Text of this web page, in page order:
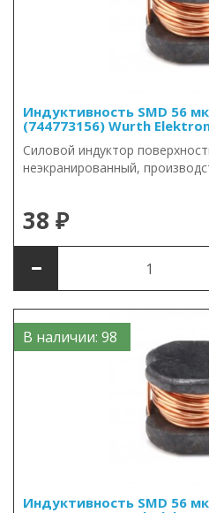
Индуктивность SMD 56
(744773156) Wurth
Силовой индуктор
неэкранированный,
38 ₽
В наличии: 98
Индуктивность SMD 56